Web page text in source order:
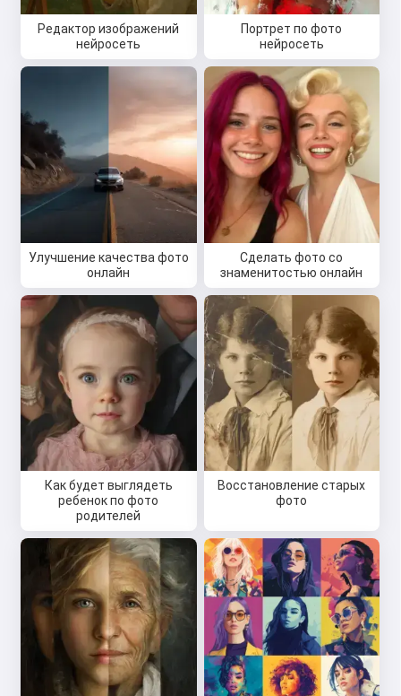
Редактор изображений
нейросеть
Портрет по фото
нейросеть
Улучшение качества фото
онлайн
Сделать фото со
знаменитостью онлайн
Как будет выглядеть
ребенок по фото
родителей
Восстановление старых
фото